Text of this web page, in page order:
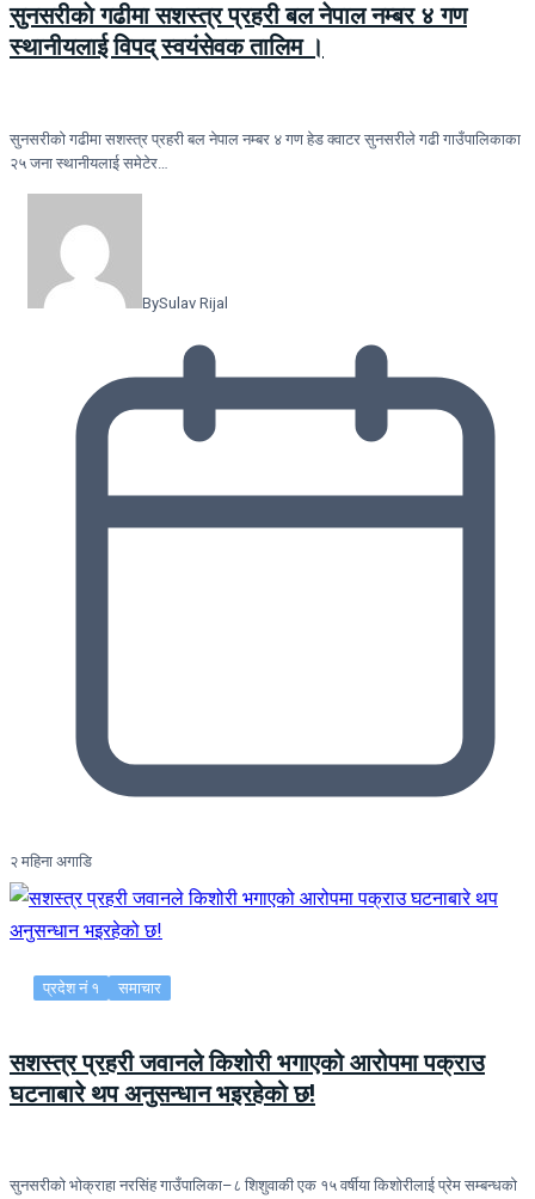
सुनसरीकाे गढीमा सशस्त्र प्रहरी बल नेपाल नम्बर ४ गण
स्थानीयलाई विपद् स्वयंसेवक तालिम ।
सुनसरीकाे गढीमा सशस्त्र प्रहरी बल नेपाल नम्बर ४ गण हेड क्वाटर सुनसरीले गढी गाउँपालिकाका
२५ जना स्थानीयलाई समेटेर…
BySulav Rijal
२ महिना अगाडि
प्रदेश नं १ समाचार
सशस्त्र प्रहरी जवानले किशोरी भगाएको आरोपमा पक्राउ
घटनाबारे थप अनुसन्धान भइरहेको छ!
सुनसरीको भोक्राहा नरसिंह गाउँपालिका–८ शिशुवाकी एक १५ वर्षीया किशोरीलाई प्रेम सम्बन्धको